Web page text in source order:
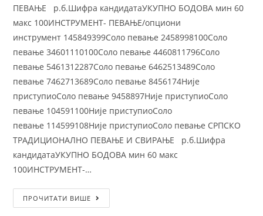
ПЕВАЊЕ р.б.Шифра кандидатаУКУПНО БОДОВА мин 60
макс 100ИНСТРУМЕНТ- ПЕВАЊЕ/опциони
инструмент 145849399Соло певање 2458998100Соло
певање 34601110100Соло певање 4460811796Соло
певање 5461312287Соло певање 6462513489Соло
певање 7462713689Соло певање 8456174Није
приступиоСоло певање 9458897Није приступиоСоло
певање 104591100Није приступиоСоло
певање 114599108Није приступиоСоло певање СРПСКО
ТРАДИЦИОНАЛНО ПЕВАЊЕ И СВИРАЊЕ р.б.Шифра
кандидатаУКУПНО БОДОВА мин 60 макс
100ИНСТРУМЕНТ-…
ПРОЧИТАТИ ВИШЕ